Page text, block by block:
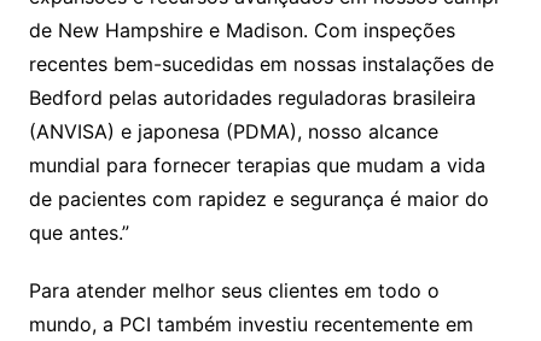
de New Hampshire e Madison. Com inspeções
recentes bem-sucedidas em nossas instalações de
Bedford pelas autoridades reguladoras brasileira
(ANVISA) e japonesa (PDMA), nosso alcance
mundial para fornecer terapias que mudam a vida
de pacientes com rapidez e segurança é maior do
que antes.”
Para atender melhor seus clientes em todo o
mundo, a PCI também investiu recentemente em